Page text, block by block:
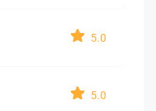
5.0
5.0